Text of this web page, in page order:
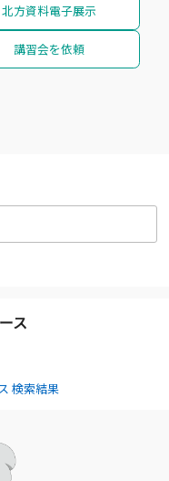
北方資料電子展示
講習会を依頼
ス
検索結果